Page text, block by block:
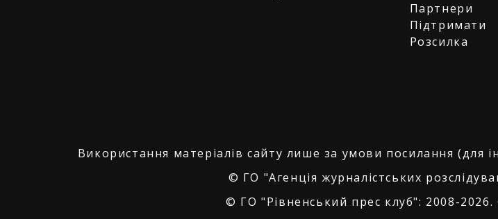
Партнери
Підтримати
Розсилка
Використання матеріалів сайту лише за умови посилання (для
© ГО "Агенція журналістських
© ГО "Рівненський прес клуб": 2008-